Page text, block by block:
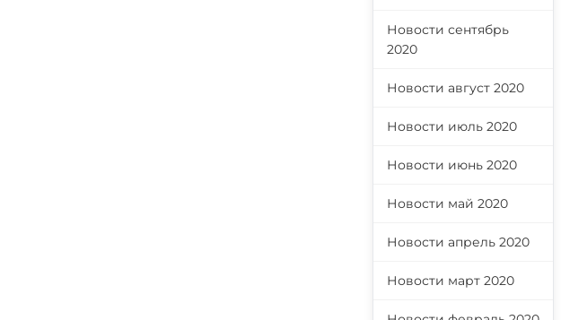
Новости сентябрь
2020
Новости август 2020
Новости июль 2020
Новости июнь 2020
Новости май 2020
Новости апрель 2020
Новости март 2020